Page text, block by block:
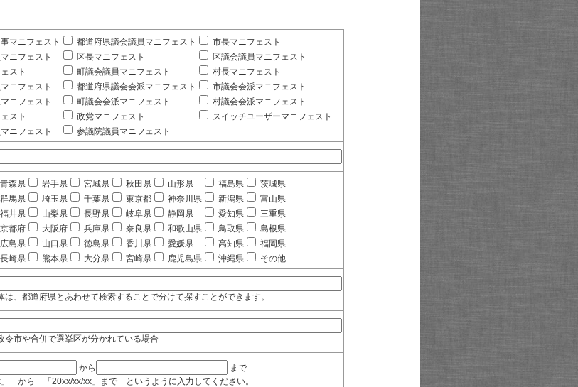
マニフェスト 都道府県議会議員マニフェスト
市長マニフェスト
ニフェスト
区長マニフェスト
区議会議員マニフェスト
スト
町議会議員マニフェスト
村長マニフェスト
ニフェスト
都道府県議会会派マニフェスト
市議会会派マニフェスト
ニフェスト
町議会会派マニフェスト
村議会会派マニフェスト
スト
政党マニフェスト
スイッチユーザーマニフェスト
ニフェスト
参議院議員マニフェスト
青森県 岩手県 宮城県 秋田県 山形県 福島県
茨城県
群馬県 埼玉県 千葉県 東京都 神奈川県 新潟県
富山県
福井県 山梨県 長野県 岐阜県 静岡県 愛知県
三重県
京都府 大阪府 兵庫県 奈良県 和歌山県 鳥取県
島根県
広島県 山口県 徳島県 香川県 愛媛県 高知県
福岡県
長崎県 熊本県 大分県 宮崎県 鹿児島県 沖縄県 その他
、都道府県とあわせて検索することで分けて探すことができます。
市や合併で選挙区が分かれている場合
から
まで
から 「20xx/xx/xx」まで というように入力してください。